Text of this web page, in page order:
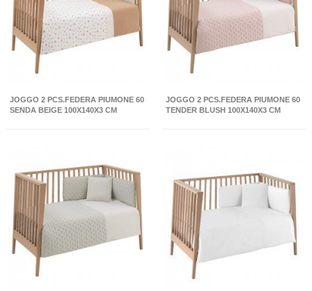
JOGGO 2 PCS.FEDERA PIUMONE 60
SENDA BEIGE 100X140X3 CM
JOGGO 2 PCS.FEDERA PIUMONE 60
TENDER BLUSH 100X140X3 CM